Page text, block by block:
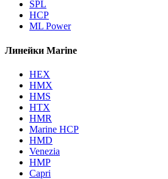
SPL
HCP
ML Power
Линейки Marine
HEX
HMX
HMS
HTX
HMR
Marine HCP
HMD
Venezia
HMP
Capri